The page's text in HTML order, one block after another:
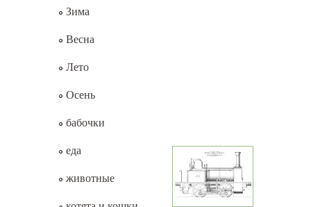
Зима
Весна
Лето
Осень
бабочки
еда
животные